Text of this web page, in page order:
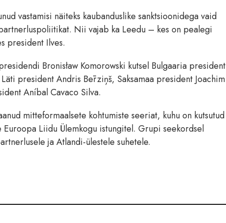
vastamisi näiteks kaubanduslike sanktsioonidega vaid
Nii vajab ka Leedu – kes on pealegi
president Ilves.
Bronisław Komorowski kutsel Bulgaaria president
president Andris Bērziņš, Saksamaa president Joachim
Aníbal Cavaco Silva.
mitteformaalsete kohtumiste seeriat, kuhu on kutsutud
Liidu Ülemkogu istungitel. Grupi seekordsel
ja Atlandi-ülestele suhetele.